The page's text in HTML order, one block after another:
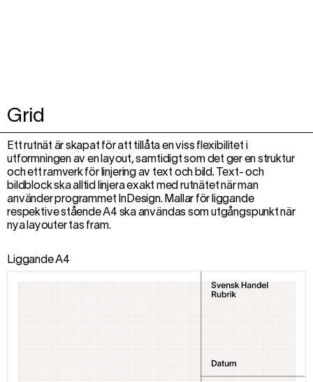
Grid
Ett rutnät är skapat för att tillåta en viss flexibilitet i
utformningen av en layout, samtidigt som det ger en struktur
och ett ramverk för linjering av text och bild. Text- och
bildblock ska alltid linjera exakt med rutnätet när man
använder programmet InDesign. Mallar för liggande
respektive stående A4 ska användas som utgångspunkt när
nya layouter tas fram.
Liggande A4